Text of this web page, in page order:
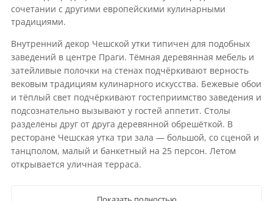
сочетании с другими европейскими кулинарными
традициями.
Внутренний декор Чешской утки типичен для подобных
заведений в центре Праги. Тёмная деревянная мебель и
затейливые полочки на стенах подчёркивают верность
вековым традициям кулинарного искусства. Бежевые обои
и тёплый свет подчёркивают гостеприимство заведения и
подсознательно вызывают у гостей аппетит. Столы
разделены друг от друга деревянной обрешёткой. В
ресторане Чешская утка три зала — большой, со сценой и
танцполом, малый и банкетный на 25 персон. Летом
открывается уличная терраса.